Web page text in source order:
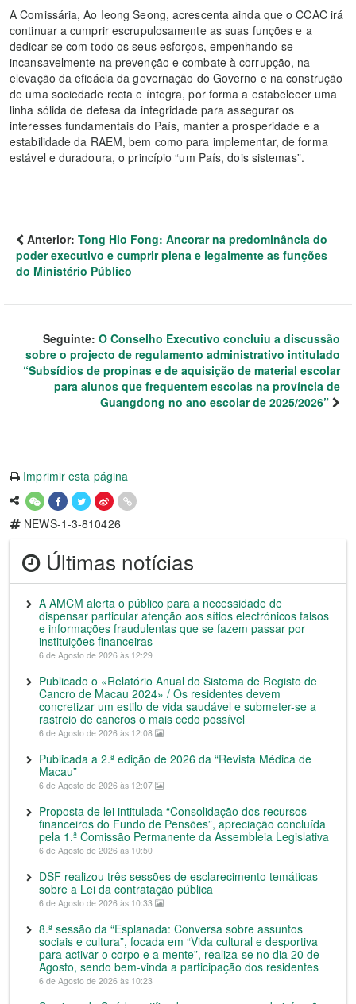
A Comissária, Ao Ieong Seong, acrescenta ainda que o CCAC irá
continuar a cumprir escrupulosamente as suas funções e a
dedicar-se com todo os seus esforços, empenhando-se
incansavelmente na prevenção e combate à corrupção, na
elevação da eficácia da governação do Governo e na construção
de uma sociedade recta e íntegra, por forma a estabelecer uma
linha sólida de defesa da integridade para assegurar os
interesses fundamentais do País, manter a prosperidade e a
estabilidade da RAEM, bem como para implementar, de forma
estável e duradoura, o princípio “um País, dois sistemas”.
Anterior: Tong Hio Fong: Ancorar na predominância do
poder executivo e cumprir plena e legalmente as funções
do Ministério Público
Seguinte: O Conselho Executivo concluiu a discussão
sobre o projecto de regulamento administrativo intitulado
“Subsídios de propinas e de aquisição de material escolar
para alunos que frequentem escolas na província de
Guangdong no ano escolar de 2025/2026”
Imprimir esta página
NEWS-1-3-810426
Últimas notícias
A AMCM alerta o público para a necessidade de
dispensar particular atenção aos sítios electrónicos falsos
e informações fraudulentas que se fazem passar por
instituições financeiras
6 de Agosto de 2026 às 12:29
Publicado o «Relatório Anual do Sistema de Registo de
Cancro de Macau 2024» / Os residentes devem
concretizar um estilo de vida saudável e submeter-se a
rastreio de cancros o mais cedo possível
6 de Agosto de 2026 às 12:08
Publicada a 2.ª edição de 2026 da “Revista Médica de
Macau”
6 de Agosto de 2026 às 12:07
Proposta de lei intitulada “Consolidação dos recursos
financeiros do Fundo de Pensões”, apreciação concluída
pela 1.ª Comissão Permanente da Assembleia Legislativa
6 de Agosto de 2026 às 10:50
DSF realizou três sessões de esclarecimento temáticas
sobre a Lei da contratação pública
6 de Agosto de 2026 às 10:33
8.ª sessão da “Esplanada: Conversa sobre assuntos
sociais e cultura”, focada em “Vida cultural e desportiva
para activar o corpo e a mente”, realiza-se no dia 20 de
Agosto, sendo bem-vinda a participação dos residentes
6 de Agosto de 2026 às 10:23